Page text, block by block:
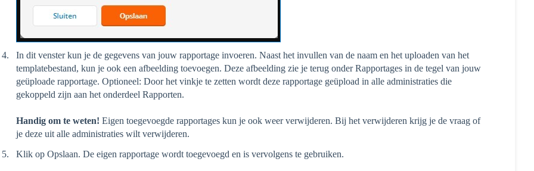
In dit venster kun je de gegevens van jouw rapportage invoeren. Naast het invullen van de naam en het uploaden van het
templatebestand, kun je ook een afbeelding toevoegen. Deze afbeelding zie je terug onder Rapportages in de tegel van jouw
geüploade rapportage. Optioneel: Door het vinkje te zetten wordt deze rapportage geüpload in alle administraties die
gekoppeld zijn aan het onderdeel Rapporten.
Handig om te weten! Eigen toegevoegde rapportages kun je ook weer verwijderen. Bij het verwijderen krijg je de vraag of
je deze uit alle administraties wilt verwijderen.
Klik op Opslaan. De eigen rapportage wordt toegevoegd en is vervolgens te gebruiken.